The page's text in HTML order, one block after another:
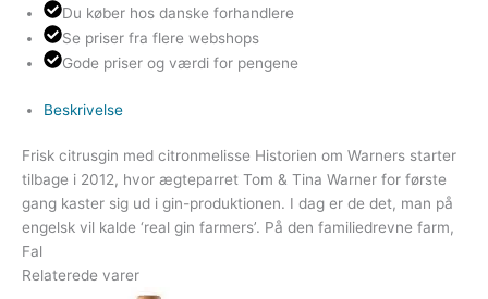
Du køber hos danske forhandlere
Se priser fra flere webshops
Gode priser og værdi for pengene
Beskrivelse
Frisk citrusgin med citronmelisse Historien om Warners starter
tilbage i 2012, hvor ægteparret Tom & Tina Warner for første
gang kaster sig ud i gin-produktionen. I dag er de det, man på
engelsk vil kalde ‘real gin farmers’. På den familiedrevne farm,
Fal
Relaterede varer